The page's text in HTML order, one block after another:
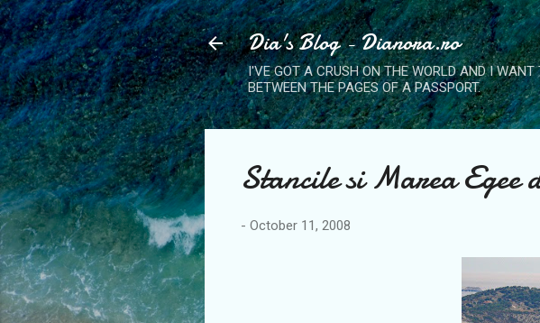
Dia's Blog - Dianora.ro
I'VE GOT A CRUSH ON THE WORLD AND I WANT
BETWEEN THE PAGES OF A PASSPORT.
Stancile si Marea Egee
- October 11, 2008